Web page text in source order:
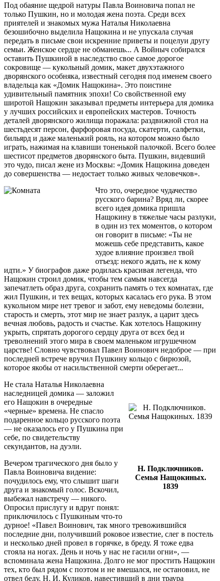
Под обаяние щедрой натуры Павла Воиновича попал не
только Пушкин, но и молодая жена поэта. Среди всех
приятелей и знакомых мужа Наталья Николаевна
безошибочно выделила Нащокина и не упускала случая
передать в письме свои искренние приветы и поцелуи другу
семьи. Женское сердце не обманешь... А Войныч собирался
оставить Пушкиной в наследство свое самое дорогое
сокровище — кукольный домик, макет двухэтажного
дворянского особняка, известный сегодня под именем своего
владельца как «Домик Нащокина». Это поистине
удивительный памятник эпохи! Со свойственной ему
широтой Нащокин заказывал предметы интерьера для домика
у лучших российских и европейских мастеров. Точность
деталей дворянского жилища поражала: раздвижной стол на
шестьдесят персон, фарфоровая посуда, скатерти, салфетки,
бильярд и даже маленький рояль, на котором можно было
играть, нажимая на клавиши тоненькой палочкой. Всего более
шестисот предметов дворянского быта. Пушкин, видевший
это чудо, писал жене из Москвы: «Домик Нащокина доведен
до совершенства — недостает только живых человечков».
Что это, очередное чудачество
русского барина? Вряд ли, скорее
всего идея домика пришла
Нащокину в тяжелые часы разлуки,
в один из тех моментов, о котором
он говорит в письме: «Ты не
можешь себе представить, какое
худое влияние произвел твой
отъезд: некого ждать, не к кому
идти.» У биографов даже родилась красивая легенда, что
Нащокин строил домик, чтобы тем самым навсегда
запечатлеть образ друга, сохранить память о тех комнатах, где
жил Пушкин, и тех вещах, которых касалась его рука. В этом
кукольном мире нет тревог и забот, ему неведомы болезни,
старость и смерть, этот мир не знает разлук, а царит здесь
вечная любовь, радость и счастье. Как хотелось Нащокину
укрыть, спрятать дорогого сердцу друга от всех бед и
треволнений этого мира в своем маленьком игрушечном
царстве! Словно чувствовал Павел Воинович недоброе — при
последней встрече вручил Пушкину кольцо с бирюзой,
которое якобы от насильственной смерти оберегает...
Н. Подключников.
Семья Нащокиных.
1839
Не стала Наталья Николаевна
наследницей домика — заложил
его Нащокин в очередные
«черные» времена. Не спасло
подаренное кольцо русского поэта
— не оказалось его у Пушкина при
себе, по свидетельству
секундантов, на дуэли.
Вечером трагического дня было у
Павла Воиновича видение:
почудилось ему, что слышит шаги
друга и знакомый голос. Вскочил,
выбежал навстречу — никого.
Опросил прислугу и вдруг понял:
приключилось с Пушкиным что-то
дурное! «Павел Воинович, так много тревожившийся
последние дни, получивший роковое известие, слег в постель
и несколько дней провел в горячке, в бреду. Я тоже едва
стояла на ногах. День и ночь у нас не гасили огни», —
вспоминала жена Нащокина. Долго не мог простить Нащокин
тех, кто был рядом с поэтом и не вмешался, не остановил, не
отвел беду. Н. И. Куликов, навестивший в дни траура